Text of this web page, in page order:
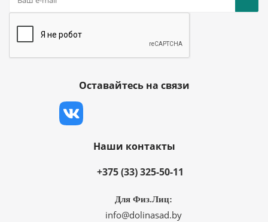
Оставайтесь на связи
Наши контакты
+375 (33) 325-50-11
Для Физ.Лиц:
info@dolinasad.by